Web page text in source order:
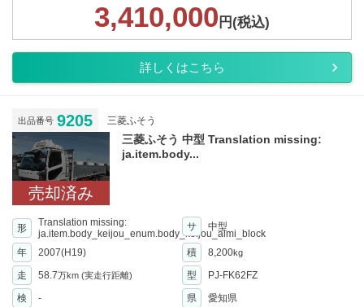
3,410,000 円(税込)
詳しくはこちら
出品番号 9205 三菱ふそう
売却済み
三菱ふそう 中型 Translation missing:
ja.item.body...
形
Translation missing:
ja.item.body_keijou_enum.body_keijou_almi_block
サ 中型
年 2007(H19) 積 8,200kg
走 58.7万km (実走行距離) 型
PJ-FK62FZ
検
- 県 愛知県